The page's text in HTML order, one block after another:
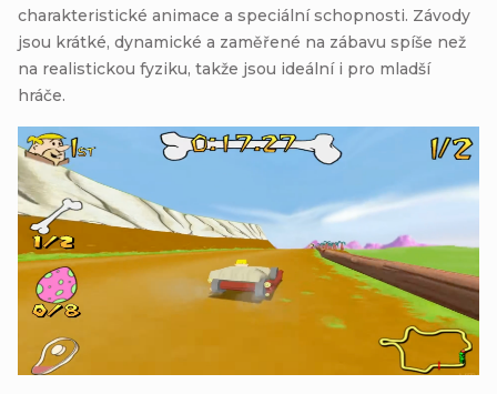
charakteristické animace a speciální schopnosti. Závody
jsou krátké, dynamické a zaměřené na zábavu spíše než
na realistickou fyziku, takže jsou ideální i pro mladší
hráče.